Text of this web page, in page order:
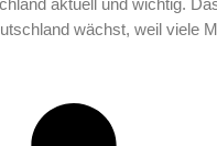
aktuell und wichtig.
wächst, weil viele